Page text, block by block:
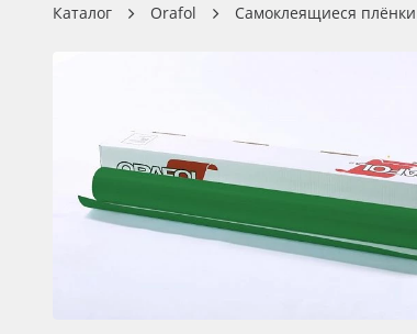
Весь каталог
Листовые материалы
Клей, скотчи и крепёж
Каталог Orafol Самоклеящиеся плёнки